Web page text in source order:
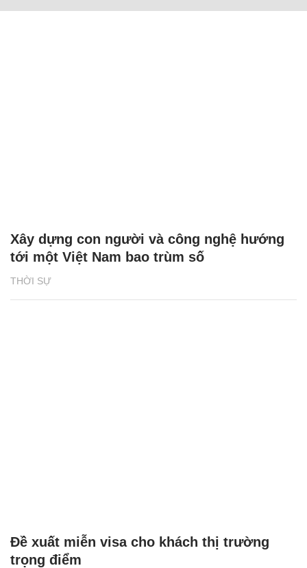
THỜI SỰ
Xây dựng con người và công nghệ hướng
tới một Việt Nam bao trùm số
Đề xuất miễn visa cho khách thị trường
trọng điểm